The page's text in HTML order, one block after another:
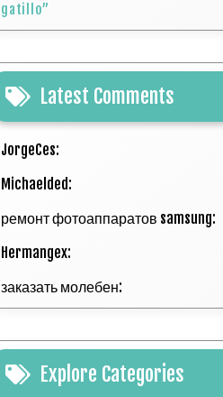
gatillo”
Latest Comments
JorgeCes:
Michaelded:
ремонт фотоаппаратов samsung:
Hermangex:
заказать молебен:
Explore Categories